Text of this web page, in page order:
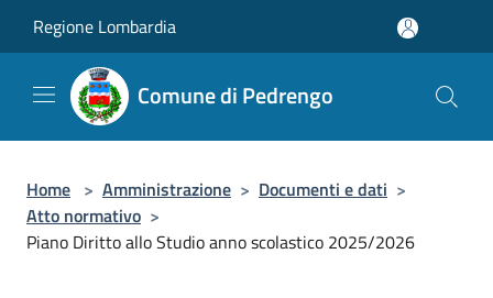
Regione Lombardia
Comune di Pedrengo
Home > Amministrazione > Documenti e dati >
Atto normativo >
Piano Diritto allo Studio anno scolastico 2025/2026